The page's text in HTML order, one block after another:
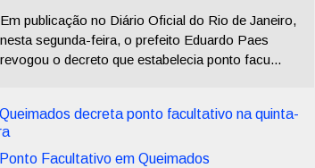
Em publicação no Diário Oficial do Rio de Janeiro,
nesta segunda-feira, o prefeito Eduardo Paes
revogou o decreto que estabelecia ponto facu...
Queimados decreta ponto facultativo na quinta-
Ponto Facultativo em Queimados